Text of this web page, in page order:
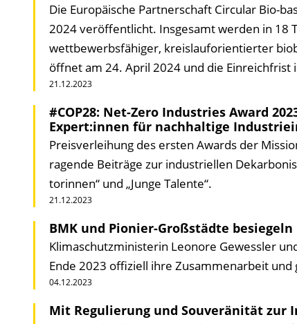
Die Europäische Partnerschaft Circular Bio-
2024 veröffentlicht. Insgesamt werden in 18
wettbewerbsfähiger, kreislauforientierter
öffnet am 24. April 2024 und die
21.12.2023
#COP28: Net-Zero Industries Award
Expert:innen für nach­haltige
Preisverleihung des ersten Awards der
ragende Beiträge zur industriellen
torinnen“ und „Junge Talente“.
21.12.2023
BMK und Pionier-Großstädte
Klimaschutzministerin Leonore Gewessler
Ende 2023 offiziell ihre Zusammenarbeit
04.12.2023
Mit Regulierung und Souveränität zur